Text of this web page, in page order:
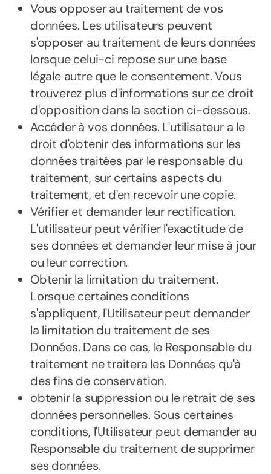
Vous opposer au traitement de vos
données. Les utilisateurs peuvent
s'opposer au traitement de leurs données
lorsque celui-ci repose sur une base
légale autre que le consentement. Vous
trouverez plus d'informations sur ce droit
d'opposition dans la section ci-dessous.
Accéder à vos données. L'utilisateur a le
droit d'obtenir des informations sur les
données traitées par le responsable du
traitement, sur certains aspects du
traitement, et d'en recevoir une copie.
Vérifier et demander leur rectification.
L'utilisateur peut vérifier l'exactitude de
ses données et demander leur mise à jour
ou leur correction.
Obtenir la limitation du traitement.
Lorsque certaines conditions
s'appliquent, l'Utilisateur peut demander
la limitation du traitement de ses
Données. Dans ce cas, le Responsable du
traitement ne traitera les Données qu'à
des fins de conservation.
obtenir la suppression ou le retrait de ses
données personnelles. Sous certaines
conditions, l'Utilisateur peut demander au
Responsable du traitement de supprimer
ses données.